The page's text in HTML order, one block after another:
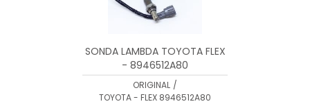
SONDA LAMBDA TOYOTA FLEX
- 8946512A80
ORIGINAL /
TOYOTA - FLEX 8946512A80